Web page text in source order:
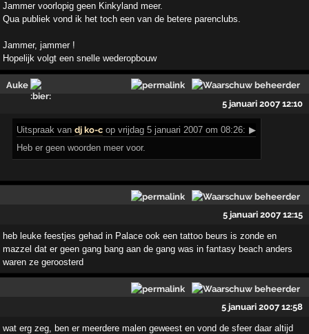
Jammer voorlopig geen Kinkyland meer.
Qua publiek vond ik het toch een van de betere parenclubs.
Jammer, jammer !
Hopelijk volgt een snelle wederopbouw
Auke
5 januari 2007 12:10
Uitspraak vandj ko-c op vrijdag 5 januari 2007 om 08:26: ▶
Heb er geen woorden meer voor.
5 januari 2007 12:15
heb leuke feestjes gehad in Palace ook een tattoo beurs is zonde en
mazzel dat er geen gang bang aan de gang was in fantasy beach anders
waren ze geroosterd
5 januari 2007 12:58
wat erg zeg, ben er meerdere malen geweest en vond de sfeer daar altijd